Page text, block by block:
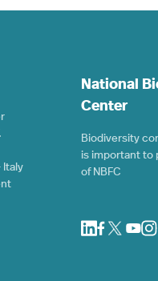
Italy
National
Center
Biodiversity
is important to
of NBFC